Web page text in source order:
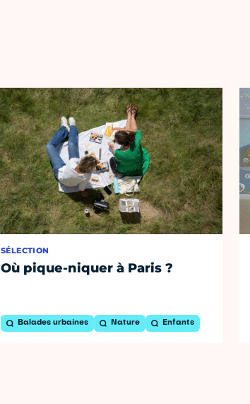
SÉLECTION
Où pique-niquer à Paris ?
Balades urbaines Nature Enfants